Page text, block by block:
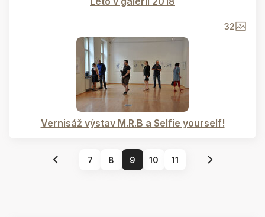
32
Vernisáž výstav M.R.B a Selfie yourself!
7 8 9 10 11